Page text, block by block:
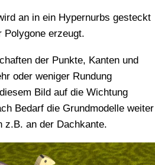
an in ein Hypernurbs gesteckt
Polygone erzeugt.
der Punkte, Kanten und
oder weniger Rundung
Bild auf die Wichtung
Bedarf die Grundmodelle weiter
z.B. an der Dachkante.